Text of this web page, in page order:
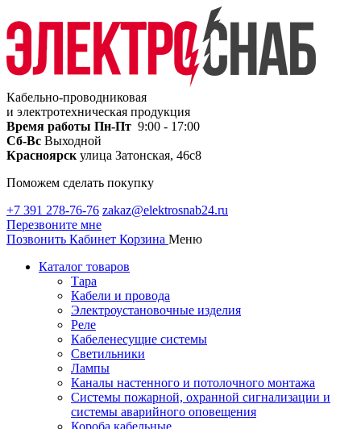
Кабельно-проводниковая
и электротехническая продукция
Время работы Пн-Пт 9:00 - 17:00
Сб-Вс Выходной
Красноярск улица Затонская, 46с8
Поможем сделать покупку
+7 391 278-76-76 zakaz@elektrosnab24.ru
Перезвоните мне
Позвонить Кабинет Корзина Меню
Каталог товаров
Тара
Кабели и провода
Электроустановочные изделия
Реле
Кабеленесущие системы
Светильники
Лампы
Каналы настенного и потолочного монтажа
Системы пожарной, охранной сигнализации и
системы аварийного оповещения
Короба кабельные